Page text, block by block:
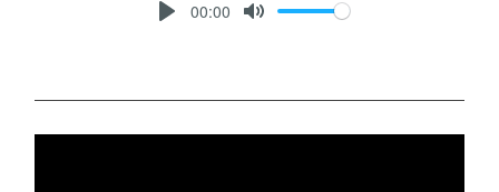
A
00:00
T